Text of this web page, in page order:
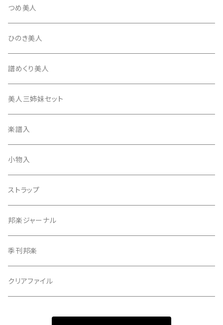
三角柱入
13絃用琴台（低）
13絃用琴台（高）
桐柱箱
消音フェルト
一丁撥入
三角撥入（ファスナー式）
撥
長唄・民謡撥
地唄撥
撥さや
撥滑り止めゴム
ひざゴム・胴ゴム・おひざもと
天神袋
天神巾着
指すり
つぼシール
撥皮・撥皮のり
胴板
つめ美人
ひのき美人
譜めくり美人
美人三姉妹セット
楽譜入
小物入
ストラップ
邦楽ジャーナル
季刊邦楽
クリアファイル